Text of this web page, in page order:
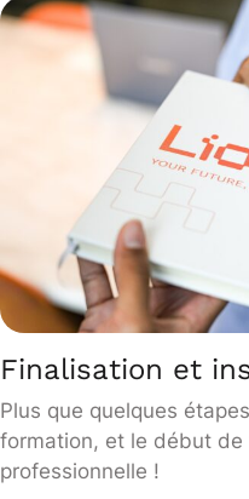
Finalisation et
Plus que quelques
formation, et le début de
professionnelle !